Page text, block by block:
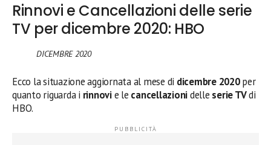
Rinnovi e Cancellazioni delle serie
TV per dicembre 2020: HBO
DICEMBRE 2020
Ecco la situazione aggiornata al mese di dicembre 2020per
quanto riguarda i rinnovie le cancellazionidelle serie TVdi
HBO.